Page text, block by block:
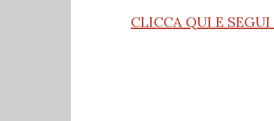
CLICCA QUI E SEGUI